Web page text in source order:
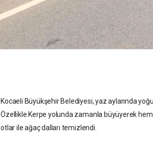
Kocaeli Büyükşehir Belediyesi, yaz aylarında
Özellikle Kerpe yolunda zamanla büyüyerek
otlar ile ağaç dalları temizlendi.